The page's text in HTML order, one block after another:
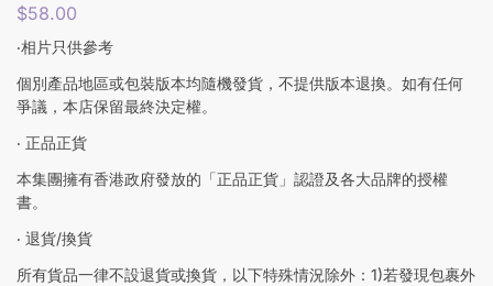
$58.00
‧相片只供參考
個別產品地區或包裝版本均隨機發貨，不提供版本退換。如有任何
爭議，本店保留最終決定權。
‧ 正品正貨
本集團擁有香港政府發放的「正品正貨」認證及各大品牌的授權
書。
‧ 退貨/換貨
所有貨品一律不設退貨或換貨，以下特殊情況除外：1)若發現包裹外